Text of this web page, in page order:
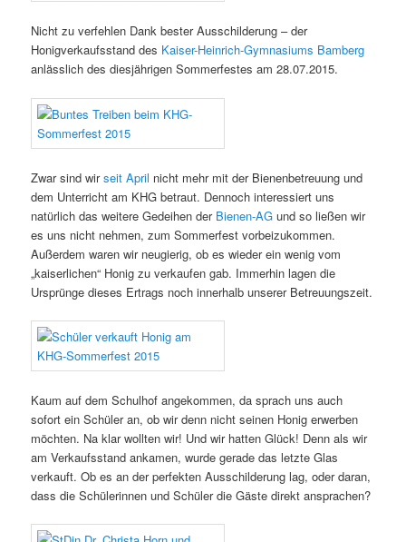
Nicht zu verfehlen Dank bester Ausschilderung – der
Honigverkaufsstand des Kaiser-Heinrich-Gymnasiums Bamberg
anlässlich des diesjährigen Sommerfestes am 28.07.2015.
Zwar sind wirseit April nicht mehr mit der Bienenbetreuung und
dem Unterricht am KHG betraut. Dennoch interessiert uns
natürlich das weitere Gedeihen der Bienen-AG und so ließen wir
es uns nicht nehmen, zum Sommerfest vorbeizukommen.
Außerdem waren wir neugierig, ob es wieder ein wenig vom
„kaiserlichen“ Honig zu verkaufen gab. Immerhin lagen die
Ursprünge dieses Ertrags noch innerhalb unserer Betreuungszeit.
Kaum auf dem Schulhof angekommen, da sprach uns auch
sofort ein Schüler an, ob wir denn nicht seinen Honig erwerben
möchten. Na klar wollten wir! Und wir hatten Glück! Denn als wir
am Verkaufsstand ankamen, wurde gerade das letzte Glas
verkauft. Ob es an der perfekten Ausschilderung lag, oder daran,
dass die Schülerinnen und Schüler die Gäste direkt ansprachen?